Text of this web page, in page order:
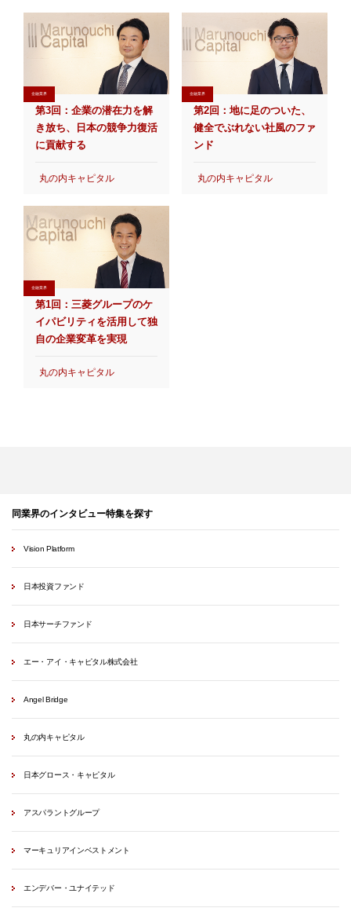
金融業界
第3回：企業の潜在力を解
き放ち、日本の競争力復活
に貢献する
丸の内キャピタル
金融業界
第2回：地に足のついた、
健全でぶれない社風のファ
ンド
丸の内キャピタル
金融業界
第1回：三菱グループのケ
イパビリティを活用して独
自の企業変革を実現
丸の内キャピタル
同業界のインタビュー特集を探す
Vision Platform
日本投資ファンド
日本サーチファンド
エー・アイ・キャピタル株式会社
Angel Bridge
丸の内キャピタル
日本グロース・キャピタル
アスパラントグループ
マーキュリアインベストメント
エンデバー・ユナイテッド